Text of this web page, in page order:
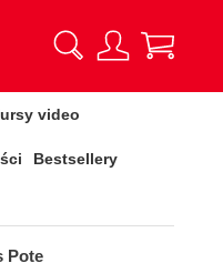
video
Bestsellery
Pote